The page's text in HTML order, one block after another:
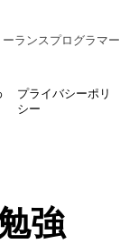
ーランスプログラマー
プライバシーポリ
シー
強